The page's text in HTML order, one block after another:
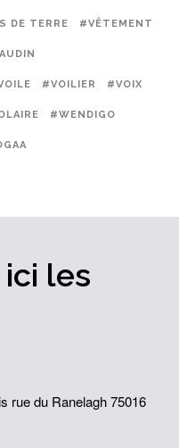
DE TERRE #VÊTEMENT
#VOILIER #VOIX
#WENDIGO
ici les
rue du Ranelagh75016